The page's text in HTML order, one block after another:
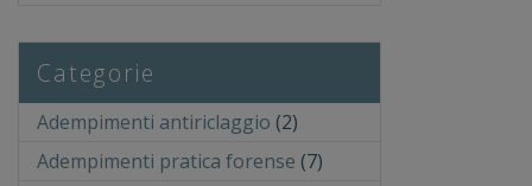
Categorie
Adempimenti antiriclaggio (2)
Adempimenti pratica forense (7)